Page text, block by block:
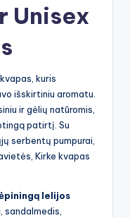
Unisex
kuris
išskirtiniu aromatu.
ir gėlių natūromis,
patirtį. Su
serbentų pumpurai,
Kirke kvapas
lelijos
sandalmedis,